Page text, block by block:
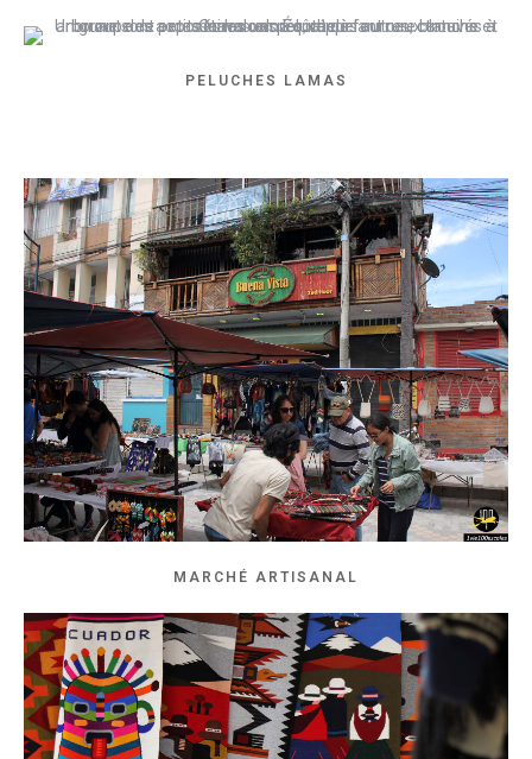
PELUCHES LAMAS
MARCHÉ ARTISANAL